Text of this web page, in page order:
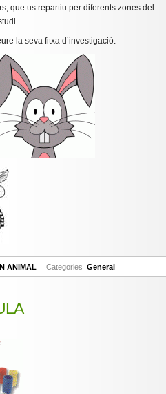
que us repartiu per diferents zones del
la seva fitxa d’investigació.
ANIMAL Categories General